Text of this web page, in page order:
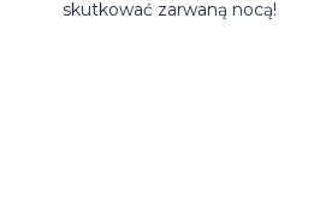
skutkować zarwaną nocą!